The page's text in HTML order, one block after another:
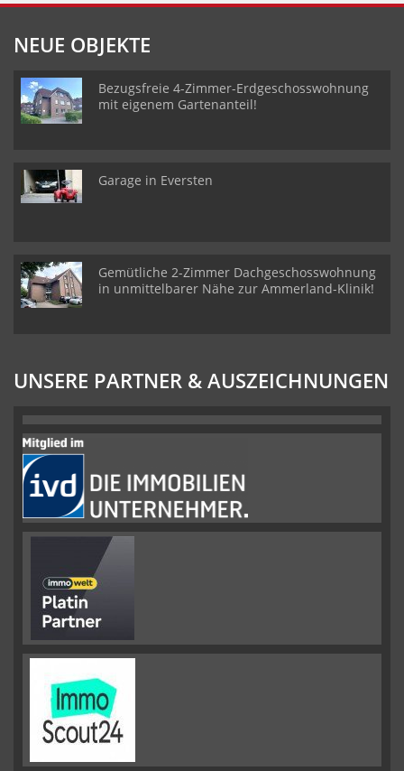
NEUE OBJEKTE
Bezugsfreie 4-Zimmer-Erdgeschosswohnung
mit eigenem Gartenanteil!
Garage in Eversten
Gemütliche 2-Zimmer Dachgeschosswohnung
in unmittelbarer Nähe zur Ammerland-Klinik!
UNSERE PARTNER & AUSZEICHNUNGEN